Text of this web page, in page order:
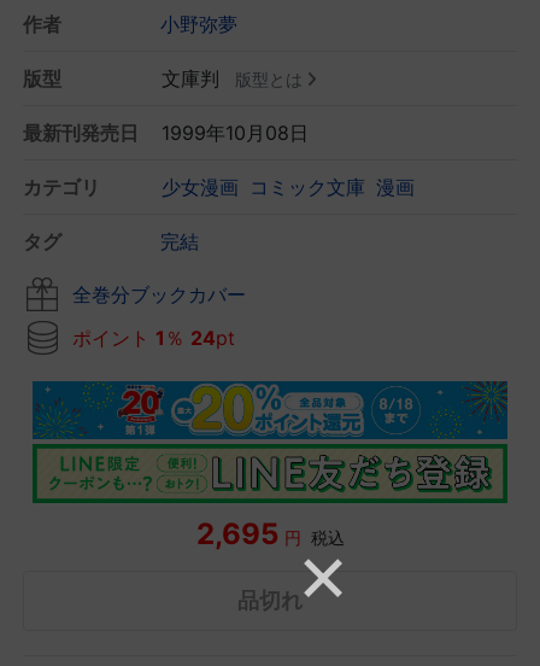
作者 小野弥夢
版型 文庫判 版型とは
最新刊発売日 1999年10月08日
カテゴリ 少女漫画 コミック文庫 漫画
タグ 完結
全巻分ブックカバー
ポイント 1 ％ 24pt
2,695 円 税込
品切れ